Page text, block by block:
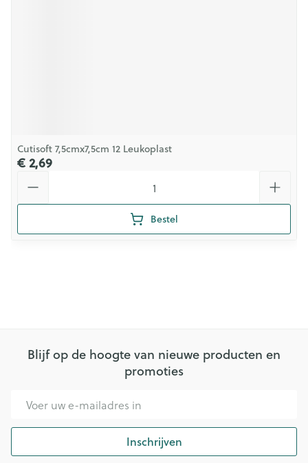
Cutisoft 7,5cmx7,5cm 12 Leukoplast
€ 2,69
Bestel
Blijf op de hoogte van nieuwe producten en
promoties
Inschrijven